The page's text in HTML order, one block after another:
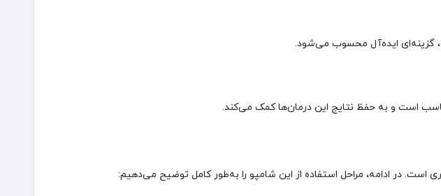
گزینه‌ای ایده‌آل محسوب می‌شود.
است و به حفظ نتایج این درمان‌ها کمک می‌کند.
در ادامه، مراحل استفاده از این شامپو را به‌طور کامل توضیح می‌دهیم: